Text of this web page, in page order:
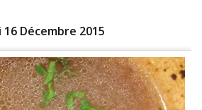
Décembre 2015